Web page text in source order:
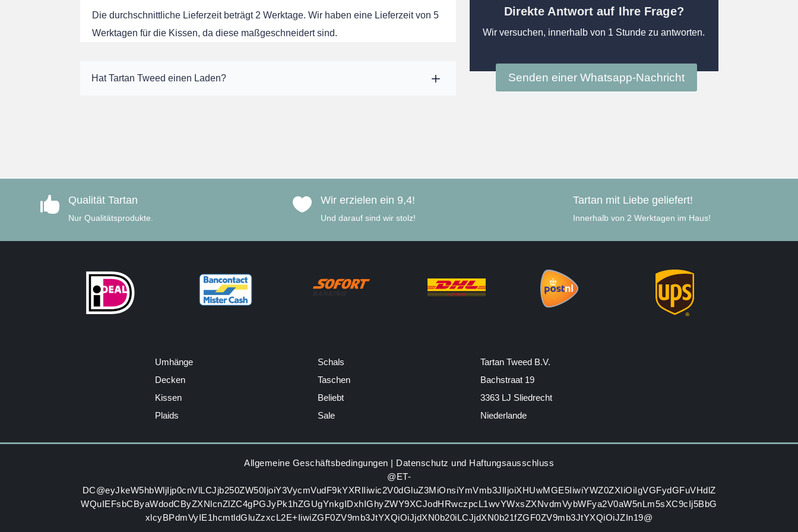
Die durchschnittliche Lieferzeit beträgt 2 Werktage. Wir haben eine Lieferzeit von 5
Werktagen für die Kissen, da diese maßgeschneidert sind.
Hat Tartan Tweed einen Laden?
Direkte Antwort auf Ihre Frage?
Wir versuchen, innerhalb von 1 Stunde zu antworten.
Senden einer Whatsapp-Nachricht
 Qualität Tartan
Nur Qualitätsprodukte.
 Wir erzielen ein 9,4!
Und darauf sind wir stolz!
Tartan mit Liebe geliefert!
Innerhalb von 2 Werktagen im Haus!
Umhänge
Decken
Kissen
Plaids
Schals
Taschen
Beliebt
Sale
Tartan Tweed B.V.
Bachstraat 19
3363 LJ Sliedrecht
Niederlande
Allgemeine Geschäftsbedingungen | Datenschutz und Haftungsausschluss
@ET-
DC@eyJkeW5hbWljIjp0cnVlLCJjb250ZW50IjoiY3VycmVudF9kYXRlIiwic2V0dGluZ3MiOnsiYmVmb3JlIjoiXHUwMGE5IiwiYWZ0ZXIiOiIgVGFydGFuVHdlZ
WQuIEFsbCByaWdodCByZXNlcnZlZC4gPGJyPk1hZGUgYnkgIDxhIGhyZWY9XCJodHRwczpcL1wvYWxsZXNvdmVybWFya2V0aW5nLm5sXC9cIj5BbG
xlcyBPdmVyIE1hcmtldGluZzxcL2E+IiwiZGF0ZV9mb3JtYXQiOiJjdXN0b20iLCJjdXN0b21fZGF0ZV9mb3JtYXQiOiJZIn19@